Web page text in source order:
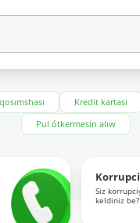
Kredit kartası
Pul ótkermesin alıw
Siz
keldiniz be?